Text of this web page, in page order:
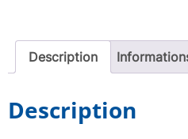
Description
Description